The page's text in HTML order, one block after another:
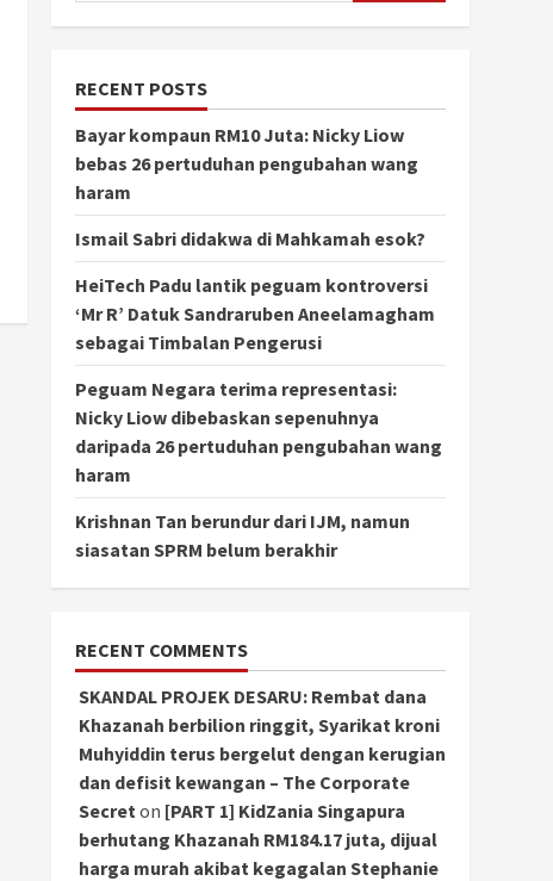
RECENT POSTS
Bayar kompaun RM10 Juta: Nicky Liow
bebas 26 pertuduhan pengubahan wang
haram
Ismail Sabri didakwa di Mahkamah esok?
HeiTech Padu lantik peguam kontroversi
‘Mr R’ Datuk Sandraruben Aneelamagham
sebagai Timbalan Pengerusi
Peguam Negara terima representasi:
Nicky Liow dibebaskan sepenuhnya
daripada 26 pertuduhan pengubahan wang
haram
Krishnan Tan berundur dari IJM, namun
siasatan SPRM belum berakhir
RECENT COMMENTS
SKANDAL PROJEK DESARU: Rembat dana
Khazanah berbilion ringgit, Syarikat kroni
Muhyiddin terus bergelut dengan kerugian
dan defisit kewangan – The Corporate
Secret on [PART 1] KidZania Singapura
berhutang Khazanah RM184.17 juta, dijual
harga murah akibat kegagalan Stephanie